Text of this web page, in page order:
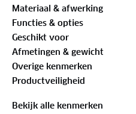
afsluitbare dop is volledig
transport in tassen en
drinkopening is praktisch
vormgeving zorgt ervoor
met de meeste standaard
voertuigen.
Materiaal & afwerking
Functies & opties
Geschikt voor
Afmetingen & gewicht
Overige kenmerken
Productveiligheid
Bekijk alle kenmerken